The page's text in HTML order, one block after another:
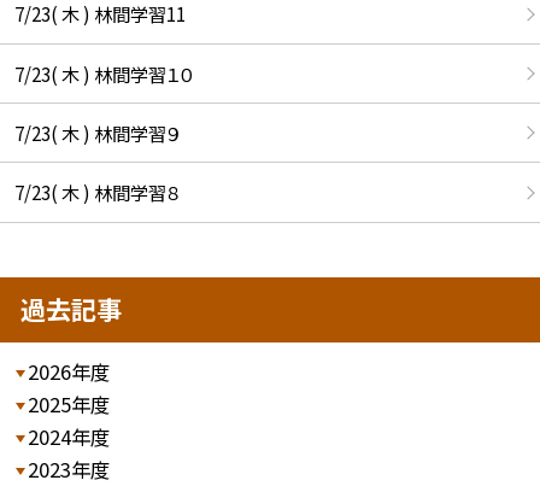
7/23( 木 ) 林間学習11
7/23( 木 ) 林間学習１０
7/23( 木 ) 林間学習９
7/23( 木 ) 林間学習８
過去記事
2026年度
2025年度
2024年度
2023年度